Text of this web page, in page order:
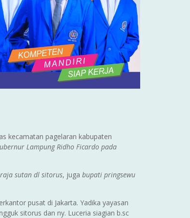
kecamatan pagelaran kabupaten
Lampung Ridho Ficardo pada
raja sutan dl sitorus, juga bupati pringsewu
pusat di Jakarta. Yadika yayasan
sitorus dan ny. Luceria siagian b.sc